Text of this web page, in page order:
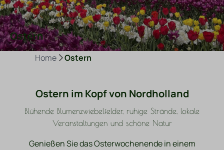
Ostern
Home Ostern
Ostern im Kopf von Nordholland
Blühende Blumenzwiebelfelder, ruhige Strände, lokale
Veranstaltungen und schöne Natur
Genießen Sie das Osterwochenende in einem